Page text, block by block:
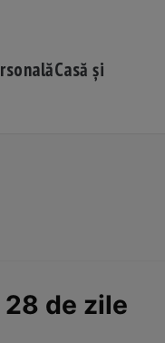
Casă și
de zile